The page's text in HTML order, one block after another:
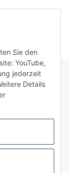
Sie den
YouTube,
jederzeit
Details